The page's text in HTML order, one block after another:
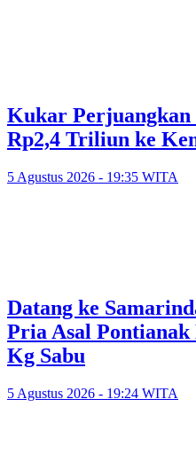
Kukar
Rp2,4 Triliun ke
5 Agustus 2026 - 19:35 WITA
Datang ke
Pria Asal Pontianak
Kg Sabu
5 Agustus 2026 - 19:24 WITA